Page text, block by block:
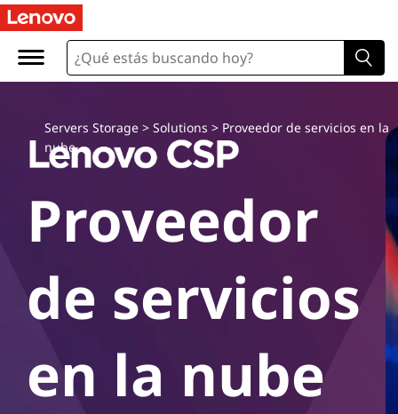
L
Servers Storage > Solutions > Proveedor de servicios en la
nube
Proveedor
de servicios
en la nube